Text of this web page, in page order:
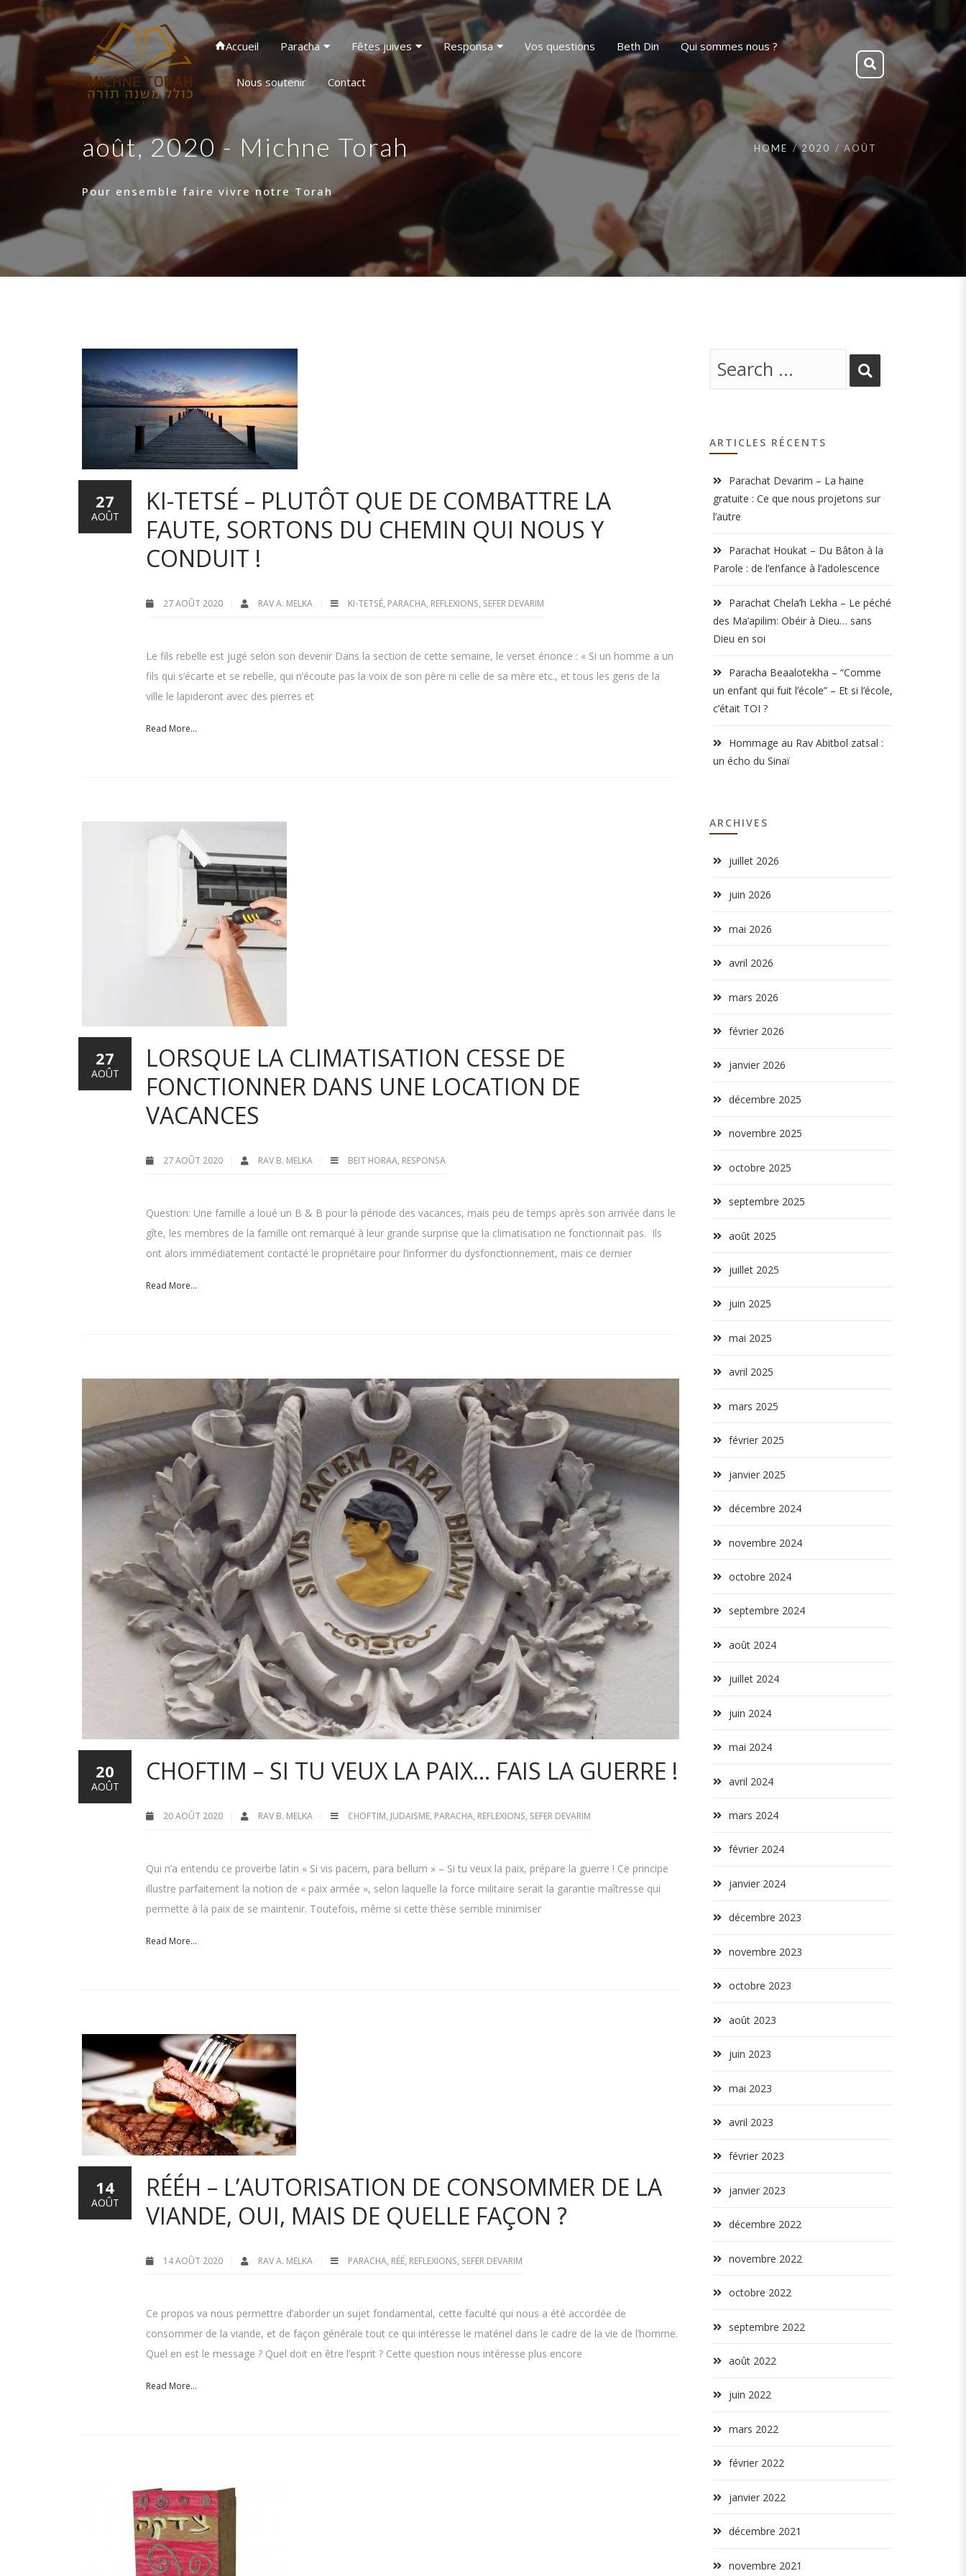
Accueil Paracha Fêtes juives Responsa Vos questions Beth Din Qui sommes nous ?
Nous soutenir Contact
août, 2020 - Michne Torah
Pour ensemble faire vivre notre Torah
HOME 2020 AOÛT
KI-TETSÉ – PLUTÔT QUE DE COMBATTRE LA
FAUTE, SORTONS DU CHEMIN QUI NOUS Y
CONDUIT !
27 AOÛT 2020 RAV A. MELKA KI-TETSÉ, PARACHA, REFLEXIONS, SEFER DEVARIM
Le fils rebelle est jugé selon son devenir Dans la section de cette semaine, le verset énonce : « Si un homme a un
fils qui s’écarte et se rebelle, qui n’écoute pas la voix de son père ni celle de sa mère etc., et tous les gens de la
ville le lapideront avec des pierres et
Read More...
27
AOÛT
LORSQUE LA CLIMATISATION CESSE DE
FONCTIONNER DANS UNE LOCATION DE
VACANCES
27 AOÛT 2020 RAV B. MELKA BEIT HORAA, RESPONSA
Question: Une famille a loué un B & B pour la période des vacances, mais peu de temps après son arrivée dans le
gîte, les membres de la famille ont remarqué à leur grande surprise que la climatisation ne fonctionnait pas. Ils
ont alors immédiatement contacté le propriétaire pour l’informer du dysfonctionnement, mais ce dernier
Read More...
27
AOÛT
CHOFTIM – SI TU VEUX LA PAIX… FAIS LA GUERRE !
20 AOÛT 2020 RAV B. MELKA CHOFTIM, JUDAISME, PARACHA, REFLEXIONS, SEFER DEVARIM
Qui n’a entendu ce proverbe latin « Si vis pacem, para bellum » – Si tu veux la paix, prépare la guerre ! Ce principe
illustre parfaitement la notion de « paix armée », selon laquelle la force militaire serait la garantie maîtresse qui
permette à la paix de se maintenir. Toutefois, même si cette thèse semble minimiser
Read More...
20
AOÛT
RÉÉH – L’AUTORISATION DE CONSOMMER DE LA
VIANDE, OUI, MAIS DE QUELLE FAÇON ?
14 AOÛT 2020 RAV A. MELKA PARACHA, RÉÉ, REFLEXIONS, SEFER DEVARIM
Ce propos va nous permettre d’aborder un sujet fondamental, cette faculté qui nous a été accordée de
consommer de la viande, et de façon générale tout ce qui intéresse le matériel dans le cadre de la vie de l’homme.
Quel en est le message ? Quel doit en être l’esprit ? Cette question nous intéresse plus encore
Read More...
14
AOÛT
ARTICLES RÉCENTS
Parachat Devarim – La haine
gratuite : Ce que nous projetons sur
l’autre
Parachat Houkat – Du Bâton à la
Parole : de l’enfance à l’adolescence
Parachat Chela’h Lekha – Le péché
des Ma’apilim: Obéir à Dieu… sans
Dieu en soi
Paracha Beaalotekha – “Comme
un enfant qui fuit l’école” – Et si l’école,
c’était TOI ?
Hommage au Rav Abitbol zatsal :
un écho du Sinaï
ARCHIVES
juillet 2026
juin 2026
mai 2026
avril 2026
mars 2026
février 2026
janvier 2026
décembre 2025
novembre 2025
octobre 2025
septembre 2025
août 2025
juillet 2025
juin 2025
mai 2025
avril 2025
mars 2025
février 2025
janvier 2025
décembre 2024
novembre 2024
octobre 2024
septembre 2024
août 2024
juillet 2024
juin 2024
mai 2024
avril 2024
mars 2024
février 2024
janvier 2024
décembre 2023
novembre 2023
octobre 2023
août 2023
juin 2023
mai 2023
avril 2023
février 2023
janvier 2023
décembre 2022
novembre 2022
octobre 2022
septembre 2022
août 2022
juin 2022
mars 2022
février 2022
janvier 2022
décembre 2021
novembre 2021